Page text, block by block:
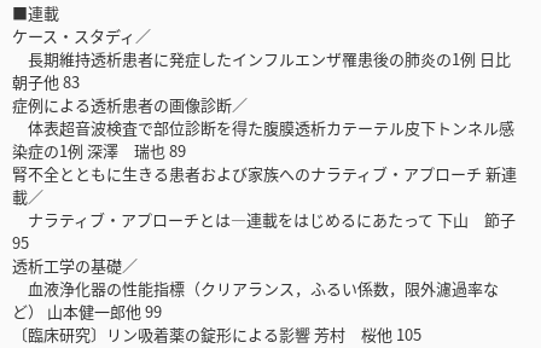
■連載
ケース・スタディ／
長期維持透析患者に発症したインフルエンザ罹患後の肺炎の1例 日比
朝子他 83
症例による透析患者の画像診断／
体表超音波検査で部位診断を得た腹膜透析カテーテル皮下トンネル感
染症の1例 深澤 瑞也 89
腎不全とともに生きる患者および家族へのナラティブ・アプローチ 新連
載／
ナラティブ・アプローチとは―連載をはじめるにあたって 下山 節子
95
透析工学の基礎／
血液浄化器の性能指標（クリアランス，ふるい係数，限外濾過率な
ど） 山本健一郎他 99
〔臨床研究〕リン吸着薬の錠形による影響 芳村 桜他 105